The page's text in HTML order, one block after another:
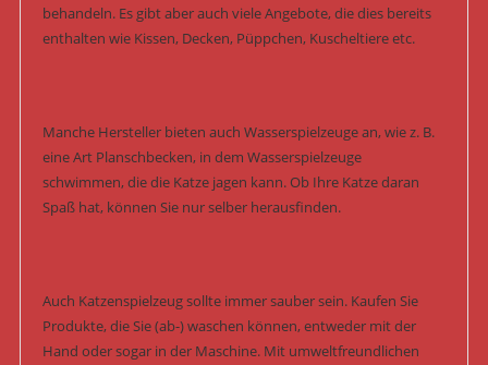
behandeln. Es gibt aber auch viele Angebote, die dies bereits
enthalten wie Kissen, Decken, Püppchen, Kuscheltiere etc.
Manche Hersteller bieten auch Wasserspielzeuge an, wie z. B.
eine Art Planschbecken, in dem Wasserspielzeuge
schwimmen, die die Katze jagen kann. Ob Ihre Katze daran
Spaß hat, können Sie nur selber herausfinden.
Auch Katzenspielzeug sollte immer sauber sein. Kaufen Sie
Produkte, die Sie (ab-) waschen können, entweder mit der
Hand oder sogar in der Maschine. Mit umweltfreundlichen